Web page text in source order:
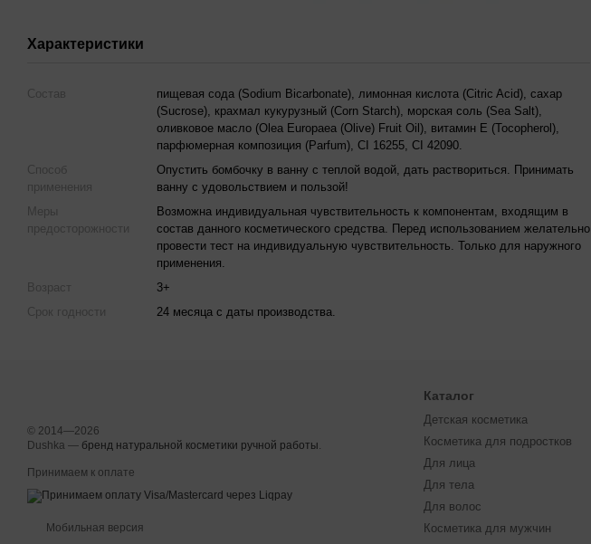
Характеристики
Состав
пищевая сода (Sodium Bicarbonate), лимонная кислота (Citric Acid), сахар
(Sucrose), крахмал кукурузный (Corn Starch), морская соль (Sea Salt),
оливковое масло (Olea Europaea (Olive) Fruit Oil), витамин Е (Tocopherol),
парфюмерная композиция (Parfum), CI 16255, CI 42090.
Способ
применения
Опустить бомбочку в ванну с теплой водой, дать раствориться. Принимать
ванну с удовольствием и пользой!
Меры
предосторожности
Возможна индивидуальная чувствительность к компонентам, входящим в
состав данного косметического средства. Перед использованием желательно
провести тест на индивидуальную чувствительность. Только для наружного
применения.
Возраст
3+
Срок годности
24 месяца с даты производства.
© 2014—2026
Dushka — бренд натуральной косметики ручной работы.
Принимаем к оплате
Мобильная версия
Каталог
Детская косметика
Косметика для подростков
Для лица
Для тела
Для волос
Косметика для мужчин